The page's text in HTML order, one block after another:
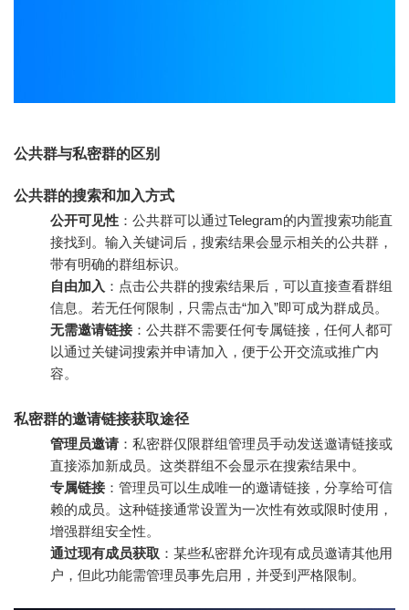
公共群与私密群的区别
公共群的搜索和加入方式
公开可见性 ：公共群可以通过Telegram的内置搜索功能直
接找到。输入关键词后，搜索结果会显示相关的公共群，
带有明确的群组标识。
自由加入 ：点击公共群的搜索结果后，可以直接查看群组
信息。若无任何限制，只需点击“加入”即可成为群成员。
无需邀请链接 ：公共群不需要任何专属链接，任何人都可
以通过关键词搜索并申请加入，便于公开交流或推广内
容。
私密群的邀请链接获取途径
管理员邀请 ：私密群仅限群组管理员手动发送邀请链接或
直接添加新成员。这类群组不会显示在搜索结果中。
专属链接 ：管理员可以生成唯一的邀请链接，分享给可信
赖的成员。这种链接通常设置为一次性有效或限时使用，
增强群组安全性。
通过现有成员获取 ：某些私密群允许现有成员邀请其他用
户，但此功能需管理员事先启用，并受到严格限制。